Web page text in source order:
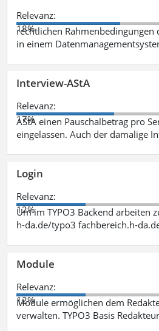
Relevanz:
18%
rechtlichen
in einem
Interview-AStA
Relevanz:
17%
AStA einen Pauschalbetrag pro
eingelassen. Auch der damalige
Login
Relevanz:
12%
Um im TYPO3 Backend arbeiten
h-da.de/typo3 fachbereich.h-
Module
Relevanz:
12%
Module ermöglichen dem
verwalten. TYPO3 Basis